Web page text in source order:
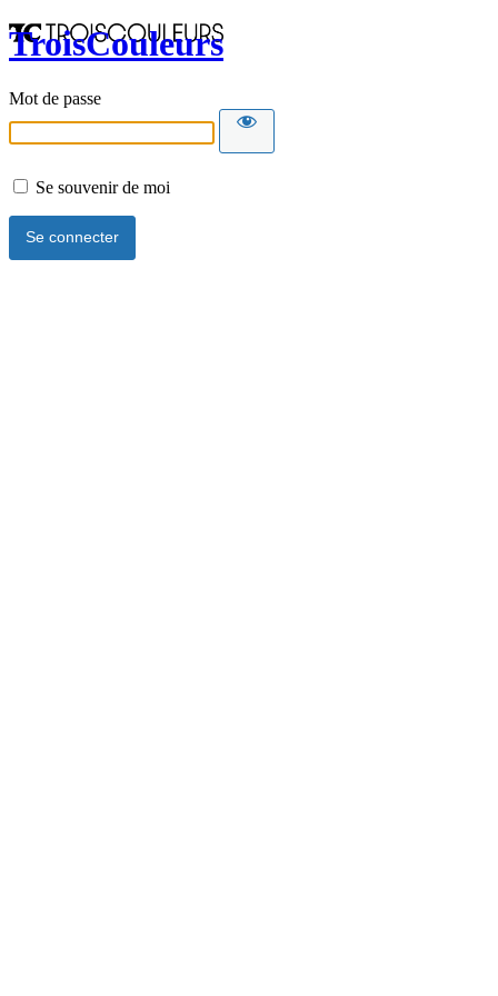
TroisCouleurs
Mot de passe
Se souvenir de moi